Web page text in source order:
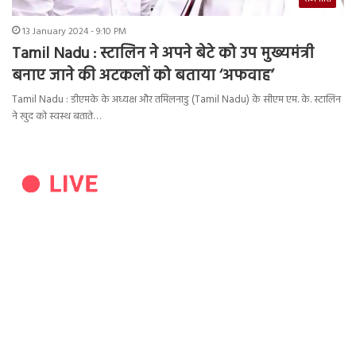
13 January 2024 - 9:10 PM
Tamil Nadu : स्टालिन ने अपने बेटे को उप मुख्यमंत्री
बनाए जाने की अटकलों को बताया ‘अफवाह’
Tamil Nadu : डीएमके के अध्यक्ष और तमिलनाडु (Tamil Nadu) के सीएम एम. के. स्टालिन
ने खुद को स्वस्थ बताते…